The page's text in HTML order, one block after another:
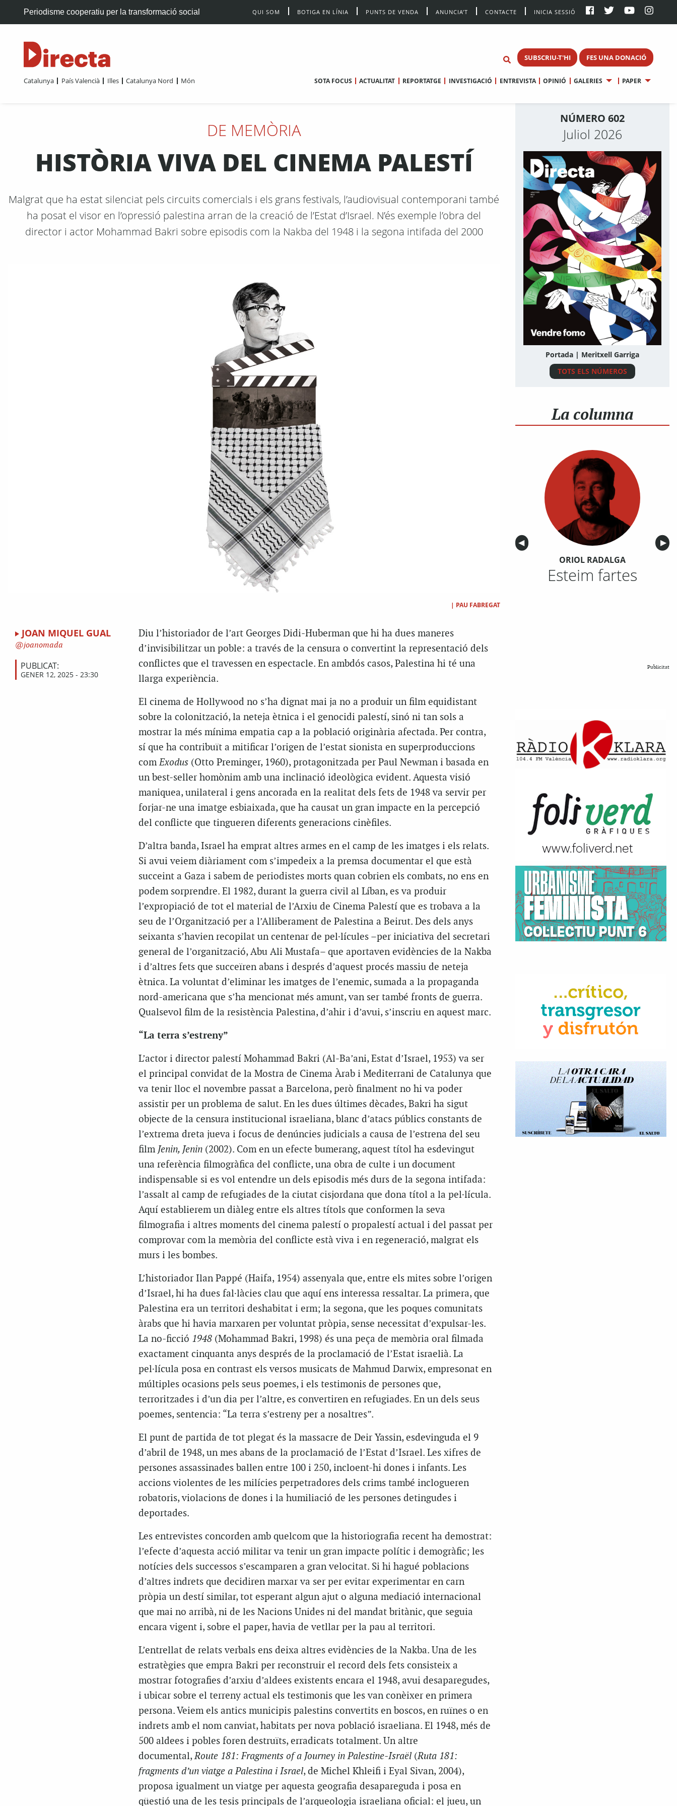
Periodisme cooperatiu per la transformació social QUI SOM BOTIGA EN LÍNIA PUNTS DE VENDA ANUNCIA’T CONTACTE INICIA SESSIÓ
SUBSCRIU-T'HI FES UNA DONACIÓ
Catalunya País Valencià Illes Catalunya Nord Món SOTA FOCUS ACTUALITAT REPORTATGE INVESTIGACIÓ ENTREVISTA OPINIÓ GALERIES PAPER
DE MEMÒRIA
HISTÒRIA VIVA DEL CINEMA PALESTÍ
Malgrat que ha estat silenciat pels circuits comercials i els grans festivals, l’audiovisual contemporani també
ha posat el visor en l’opressió palestina arran de la creació de l’Estat d’Israel. N’és exemple l’obra del
director i actor Mohammad Bakri sobre episodis com la Nakba del 1948 i la segona intifada del 2000
| PAU FABREGAT
JOAN MIQUEL GUAL
joanomada
PUBLICAT:
GENER 12, 2025 - 23:30
Diu l’historiador de l’art Georges Didi-Huberman que hi ha dues maneres
d’invisibilitzar un poble: a través de la censura o convertint la representació dels
conflictes que el travessen en espectacle. En ambdós casos, Palestina hi té una
llarga experiència.
El cinema de Hollywood no s’ha dignat mai ja no a produir un film equidistant
sobre la colonització, la neteja ètnica i el genocidi palestí, sinó ni tan sols a
mostrar la més mínima empatia cap a la població originària afectada. Per contra,
sí que ha contribuït a mitificar l’origen de l’estat sionista en superproduccions
comExodus(Otto Preminger, 1960), protagonitzada per Paul Newman i basada en
un best-seller homònim amb una inclinació ideològica evident. Aquesta visió
maniquea, unilateral i gens ancorada en la realitat dels fets de 1948 va servir per
forjar-ne una imatge esbiaixada, que ha causat un gran impacte en la percepció
del conflicte que tingueren diferents generacions cinèfiles.
D’altra banda, Israel ha emprat altres armes en el camp de les imatges i els relats.
Si avui veiem diàriament com s’impedeix a la premsa documentar el que està
succeint a Gaza i sabem de periodistes morts quan cobrien els combats, no ens en
podem sorprendre. El 1982, durant la guerra civil al Líban, es va produir
l’expropiació de tot el material de l’Arxiu de Cinema Palestí que es trobava a la
seu de l’Organització per a l’Alliberament de Palestina a Beirut. Des dels anys
seixanta s’havien recopilat un centenar de pel·lícules –per iniciativa del secretari
general de l’organització, Abu Ali Mustafa– que aportaven evidències de la Nakba
i d’altres fets que succeïren abans i després d’aquest procés massiu de neteja
ètnica. La voluntat d’eliminar les imatges de l’enemic, sumada a la propaganda
nord-americana que s’ha mencionat més amunt, van ser també fronts de guerra.
Qualsevol film de la resistència Palestina, d’ahir i d’avui, s’inscriu en aquest marc.
“La terra s’estreny”
L’actor i director palestí Mohammad Bakri (Al-Ba’ani, Estat d’Israel, 1953) va ser
el principal convidat de la Mostra de Cinema Àrab i Mediterrani de Catalunya que
va tenir lloc el novembre passat a Barcelona, però finalment no hi va poder
assistir per un problema de salut. En les dues últimes dècades, Bakri ha sigut
objecte de la censura institucional israeliana, blanc d’atacs públics constants de
l’extrema dreta jueva i focus de denúncies judicials a causa de l’estrena del seu
film Jenin, Jenin (2002). Com en un efecte bumerang, aquest títol ha esdevingut
una referència filmogràfica del conflicte, una obra de culte i un document
indispensable si es vol entendre un dels episodis més durs de la segona intifada:
l’assalt al camp de refugiades de la ciutat cisjordana que dona títol a la pel·lícula.
Aquí establierem un diàleg entre els altres títols que conformen la seva
filmografia i altres moments del cinema palestí o propalestí actual i del passat per
comprovar com la memòria del conflicte està viva i en regeneració, malgrat els
murs i les bombes.
L’historiador Ilan Pappé (Haifa, 1954) assenyala que, entre els mites sobre l’origen
d’Israel, hi ha dues fal·làcies clau que aquí ens interessa ressaltar. La primera, que
Palestina era un territori deshabitat i erm; la segona, que les poques comunitats
àrabs que hi havia marxaren per voluntat pròpia, sense necessitat d’expulsar-les.
La no-ficció 1948 (Mohammad Bakri, 1998) és una peça de memòria oral filmada
exactament cinquanta anys després de la proclamació de l’Estat israelià. La
pel·lícula posa en contrast els versos musicats de Mahmud Darwix, empresonat en
múltiples ocasions pels seus poemes, i els testimonis de persones que,
terroritzades i d’un dia per l’altre, es convertiren en refugiades. En un dels seus
poemes, sentencia: “La terra s’estreny per a nosaltres”.
El punt de partida de tot plegat és la massacre de Deir Yassin, esdevinguda el 9
d’abril de 1948, un mes abans de la proclamació de l’Estat d’Israel. Les xifres de
persones assassinades ballen entre 100 i 250, incloent-hi dones i infants. Les
accions violentes de les milícies perpetradores dels crims també inclogueren
robatoris, violacions de dones i la humiliació de les persones detingudes i
deportades.
Les entrevistes concorden amb quelcom que la historiografia recent ha demostrat:
l’efecte d’aquesta acció militar va tenir un gran impacte polític i demogràfic; les
notícies dels successos s’escamparen a gran velocitat. Si hi hagué poblacions
d’altres indrets que decidiren marxar va ser per evitar experimentar en carn
pròpia un destí similar, tot esperant algun ajut o alguna mediació internacional
que mai no arribà, ni de les Nacions Unides ni del mandat britànic, que seguia
encara vigent i, sobre el paper, havia de vetllar per la pau al territori.
L’entrellat de relats verbals ens deixa altres evidències de la Nakba. Una de les
estratègies que empra Bakri per reconstruir el record dels fets consisteix a
mostrar fotografies d’arxiu d’aldees existents encara el 1948, avui desaparegudes,
i ubicar sobre el terreny actual els testimonis que les van conèixer en primera
persona. Veiem els antics municipis palestins convertits en boscos, en ruïnes o en
indrets amb el nom canviat, habitats per nova població israeliana. El 1948, més de
500 aldees i pobles foren destruïts, erradicats totalment. Un altre
documental,Route 181: Fragments of a Journey in Palestine-Israël (Ruta 181:
fragments d’un viatge a Palestina i Israel, de Michel Khleifi i Eyal Sivan, 2004),
proposa igualment un viatge per aquesta geografia desapareguda i posa en
qüestió una de les tesis principals de l’arqueologia israeliana oficial: el jueu, un
NÚMERO 602
Juliol 2026
Portada | Meritxell Garriga
TOTS ELS NÚMEROS
La columna
Anterior
◀︎ ▶︎
ORIOL RADALGA
Esteim fartes
Publicitat